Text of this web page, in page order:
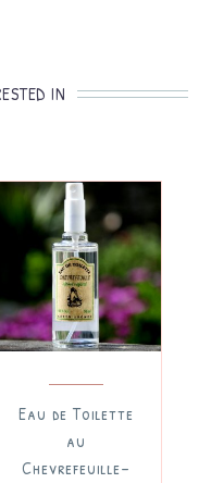
IN
Eau de Toilette
au
Chevrefeuille–